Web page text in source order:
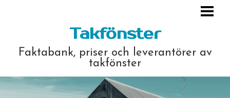
PRIS & KOSTNAD
LEVERANTÖRER
Takfönster
Faktabank, priser och leverantörer av
takfönster